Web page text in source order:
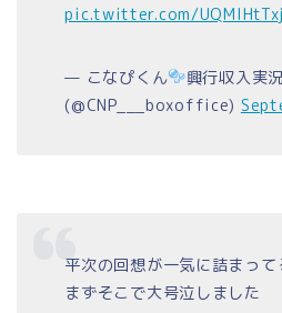
pic.twitter.com/
— こなぴくん
興行収入実況
(@CNP___boxoffice)
平次の回想が一気に詰まっ
まずそこで大号泣しました